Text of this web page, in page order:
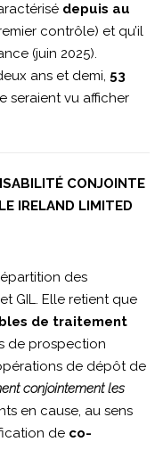
depuis au
contrôle) et qu’il
(juin 2025).
ans et demi, 53
seraient vu afficher
CONJOINTE
IRELAND LIMITED
des
GIL. Elle retient que
de traitement
de prospection
de dépôt de
conjointement les
en cause, au sens
de co-